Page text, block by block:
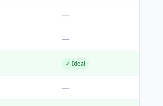
—
—
✓ Ideal
—